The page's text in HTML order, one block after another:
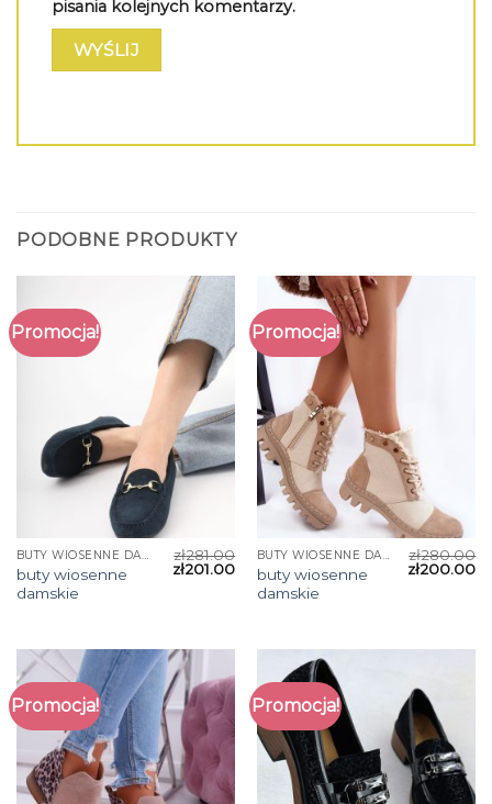
pisania kolejnych komentarzy.
PODOBNE PRODUKTY
Promocja!
BUTY WIOSENNE DAMSKIE
buty wiosenne
damskie
zł281.00
zł201.00
Promocja!
BUTY WIOSENNE DAMSKIE
buty wiosenne
damskie
zł280.00
zł200.00
Promocja! Promocja!